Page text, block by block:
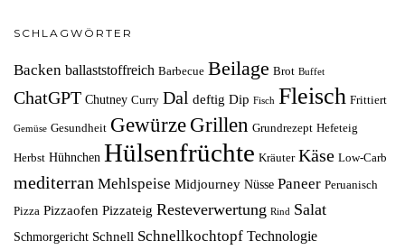
SCHLAGWÖRTER
Backen ballaststoffreich Barbecue Beilage Brot Buffet
ChatGPT Chutney Curry Dal deftig Dip Fisch Fleisch Frittiert
Gemüse Gesundheit Gewürze Grillen Grundrezept Hefeteig
Herbst Hühnchen Hülsenfrüchte Kräuter Käse Low-Carb
mediterran Mehlspeise Midjourney Nüsse Paneer Peruanisch
Pizza Pizzaofen Pizzateig Resteverwertung Rind Salat
Schmorgericht Schnell Schnellkochtopf Technologie